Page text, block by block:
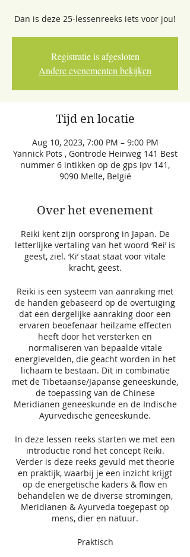
Dan is deze 25-lessenreeks iets voor jou!
Registratie is afgesloten
Andere evenementen bekijken
Tijd en locatie
Aug 10, 2023, 7:00 PM – 9:00 PM
Yannick Pots , Gontrode Heirweg 141 Best
nummer 6 intikken op de gps ipv 141,
9090 Melle, België
Over het evenement
Reiki kent zijn oorsprong in Japan. De
letterlijke vertaling van het woord ‘Rei’ is
geest, ziel. ‘Ki’ staat staat voor vitale
kracht, geest.
Reiki is een systeem van aanraking met
de handen gebaseerd op de overtuiging
dat een dergelijke aanraking door een
ervaren beoefenaar heilzame effecten
heeft door het versterken en
normaliseren van bepaalde vitale
energievelden, die geacht worden in het
lichaam te bestaan. Dit in combinatie
met de Tibetaanse/Japanse geneeskunde,
de toepassing van de Chinese
Meridianen geneeskunde en de Indische
Ayurvedische geneeskunde.
In deze lessen reeks starten we met een
introductie rond het concept Reiki.
Verder is deze reeks gevuld met theorie
en praktijk, waarbij je een inzicht krijgt
op de energetische kaders & flow en
behandelen we de diverse stromingen,
Meridianen & Ayurveda toegepast op
mens, dier en natuur.
Praktisch